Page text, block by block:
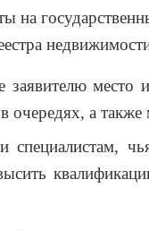
на
очередях, а